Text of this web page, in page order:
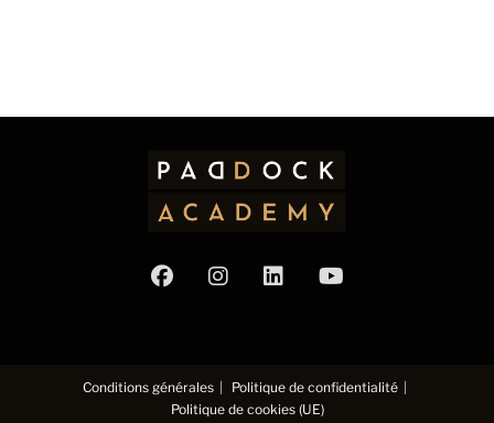
Conditions générales
Politique de confidentialité
Politique de cookies (UE)